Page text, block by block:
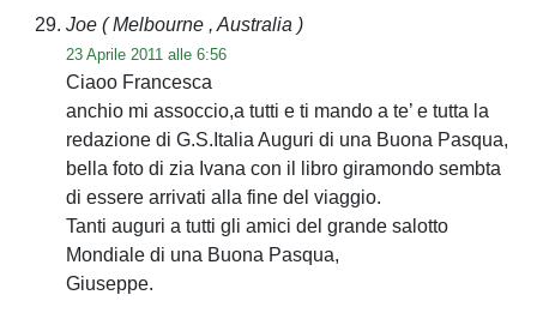
Joe ( Melbourne , Australia )
23 Aprile 2011 alle 6:56
Ciaoo Francesca
anchio mi assoccio,a tutti e ti mando a te’ e tutta la
redazione di G.S.Italia Auguri di una Buona Pasqua,
bella foto di zia Ivana con il libro giramondo sembta
di essere arrivati alla fine del viaggio.
Tanti auguri a tutti gli amici del grande salotto
Mondiale di una Buona Pasqua,
Giuseppe.